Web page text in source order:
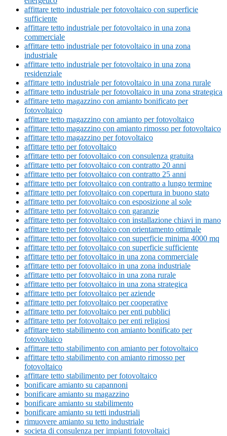
affittare tetto industriale per fotovoltaico con superficie
sufficiente
affittare tetto industriale per fotovoltaico in una zona
commerciale
affittare tetto industriale per fotovoltaico in una zona
industriale
affittare tetto industriale per fotovoltaico in una zona
residenziale
affittare tetto industriale per fotovoltaico in una zona rurale
affittare tetto industriale per fotovoltaico in una zona strategica
affittare tetto magazzino con amianto bonificato per
fotovoltaico
affittare tetto magazzino con amianto per fotovoltaico
affittare tetto magazzino con amianto rimosso per fotovoltaico
affittare tetto magazzino per fotovoltaico
affittare tetto per fotovoltaico
affittare tetto per fotovoltaico con consulenza gratuita
affittare tetto per fotovoltaico con contratto 20 anni
affittare tetto per fotovoltaico con contratto 25 anni
affittare tetto per fotovoltaico con contratto a lungo termine
affittare tetto per fotovoltaico con copertura in buono stato
affittare tetto per fotovoltaico con esposizione al sole
affittare tetto per fotovoltaico con garanzie
affittare tetto per fotovoltaico con installazione chiavi in mano
affittare tetto per fotovoltaico con orientamento ottimale
affittare tetto per fotovoltaico con superficie minima 4000 mq
affittare tetto per fotovoltaico con superficie sufficiente
affittare tetto per fotovoltaico in una zona commerciale
affittare tetto per fotovoltaico in una zona industriale
affittare tetto per fotovoltaico in una zona rurale
affittare tetto per fotovoltaico in una zona strategica
affittare tetto per fotovoltaico per aziende
affittare tetto per fotovoltaico per cooperative
affittare tetto per fotovoltaico per enti pubblici
affittare tetto per fotovoltaico per enti religiosi
affittare tetto stabilimento con amianto bonificato per
fotovoltaico
affittare tetto stabilimento con amianto per fotovoltaico
affittare tetto stabilimento con amianto rimosso per
fotovoltaico
affittare tetto stabilimento per fotovoltaico
bonificare amianto su capannoni
bonificare amianto su magazzino
bonificare amianto su stabilimento
bonificare amianto su tetti industriali
rimuovere amianto su tetto industriale
societa di consulenza per impianti fotovoltaici